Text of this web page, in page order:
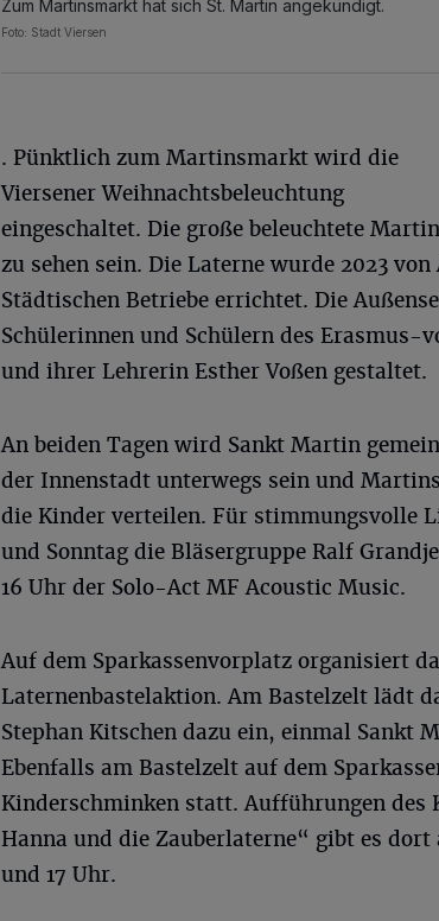
Zum Martinsmarkt hat sich St. Martin angekündigt.
Foto: Stadt Viersen
. Pünktlich zum Martinsmarkt wird die
Viersener Weihnachtsbeleuchtung
eingeschaltet. Die große beleuchtete
zu sehen sein. Die Laterne wurde 2023
Städtischen Betriebe errichtet. Die
Schülerinnen und Schülern des Erasmus-
und ihrer Lehrerin Esther Voßen gestaltet.
An beiden Tagen wird Sankt Martin
der Innenstadt unterwegs sein und
die Kinder verteilen. Für stimmungsvolle
und Sonntag die Bläsergruppe Ralf
16 Uhr der Solo-Act MF Acoustic Music.
Auf dem Sparkassenvorplatz organisiert
Laternenbastelaktion. Am Bastelzelt lädt
Stephan Kitschen dazu ein, einmal Sankt
Ebenfalls am Bastelzelt auf dem
Kinderschminken statt. Aufführungen des
Hanna und die Zauberlaterne“ gibt es dort
und 17 Uhr.